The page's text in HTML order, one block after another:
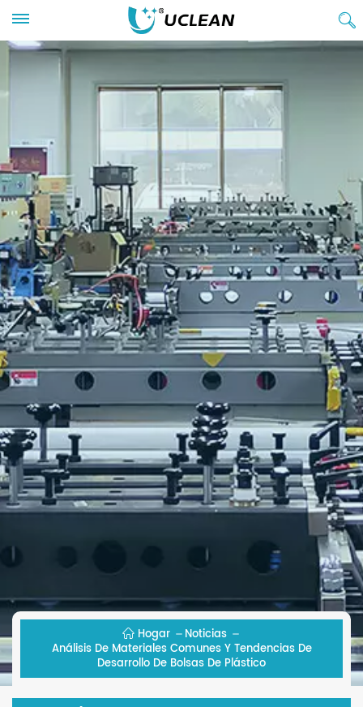
Hogar
Noticias
Análisis De Materiales Comunes Y Tendencias De
Desarrollo De Bolsas De Plástico